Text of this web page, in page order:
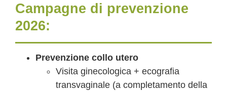
Campagne di prevenzione
2026:
Prevenzione collo utero
Visita ginecologica + ecografia
transvaginale (a completamento della